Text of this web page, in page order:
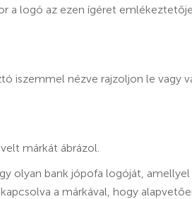
a logó az ezen ígéret
iszemmel nézve rajzoljon le vagy
márkát ábrázol.
olyan bank jópofa logóját, amellyel
a márkával, hogy